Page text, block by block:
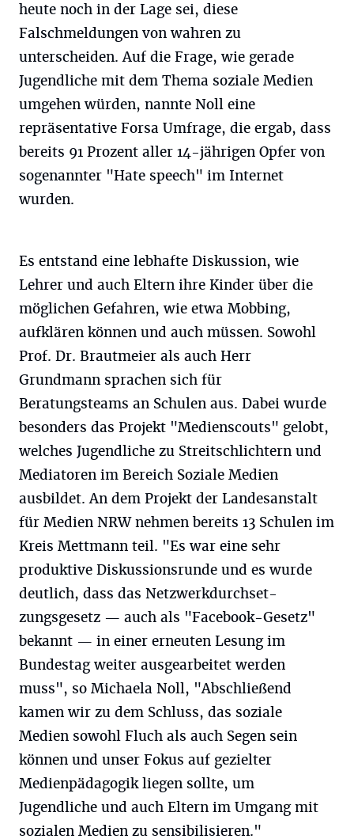
heute noch in der Lage sei, diese
Falschmeldungen von wahren zu
unterscheiden. Auf die Frage, wie gerade
Jugendliche mit dem Thema soziale Medien
umgehen würden, nannte Noll eine
repräsentative Forsa Umfrage, die ergab, dass
bereits 91 Prozent aller 14-jährigen Opfer von
sogenannter "Hate speech" im Internet
wurden.
Es entstand eine lebhafte Diskussion, wie
Lehrer und auch Eltern ihre Kinder über die
möglichen Gefahren, wie etwa Mobbing,
aufklären können und auch müssen. Sowohl
Prof. Dr. Brautmeier als auch Herr
Grundmann sprachen sich für
Beratungsteams an Schulen aus. Dabei wurde
besonders das Projekt "Medienscouts" gelobt,
welches Jugendliche zu Streitschlichtern und
Mediatoren im Bereich Soziale Medien
ausbildet. An dem Projekt der Landesanstalt
für Medien NRW nehmen bereits 13 Schulen im
Kreis Mettmann teil. "Es war eine sehr
produktive Diskussionsrunde und es wurde
deutlich, dass das Netzwerkdurchset-
zungsgesetz — auch als "Facebook-Gesetz"
bekannt — in einer erneuten Lesung im
Bundestag weiter ausgearbeitet werden
muss", so Michaela Noll, "Abschließend
kamen wir zu dem Schluss, das soziale
Medien sowohl Fluch als auch Segen sein
können und unser Fokus auf gezielter
Medienpädagogik liegen sollte, um
Jugendliche und auch Eltern im Umgang mit
sozialen Medien zu sensibilisieren."